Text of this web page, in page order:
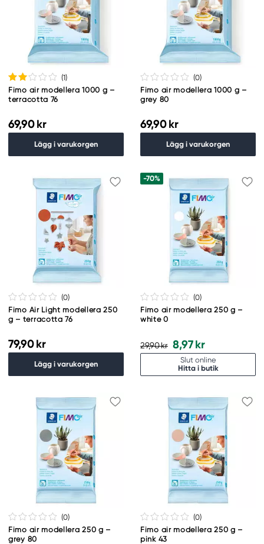
(1)
Fimo air modellera 1000 g –
terracotta 76
69,90 kr
Lägg i varukorgen
(0)
Fimo air modellera 1000 g –
grey 80
69,90 kr
Lägg i varukorgen
(0)
Fimo Air Light modellera 250
g – terracotta 76
79,90 kr
Lägg i varukorgen
-70%
(0)
Fimo air modellera 250 g –
white 0
29,90 kr 8,97 kr
Slut online
Hitta i butik
(0)
Fimo air modellera 250 g –
grey 80
(0)
Fimo air modellera 250 g –
pink 43